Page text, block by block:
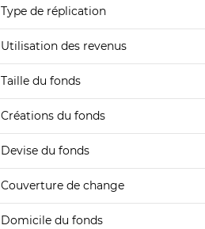
Type de réplication
Utilisation des revenus
Taille du fonds
Créations du fonds
Devise du fonds
Couverture de change
Domicile du fonds